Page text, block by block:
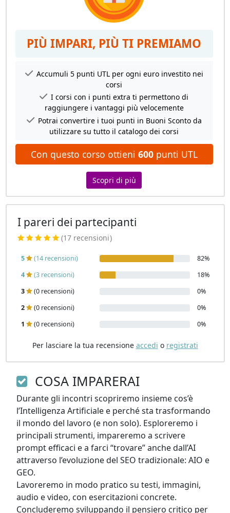
COSA IMPARERAI
Durante gli incontri scopriremo insieme cos’è
l’Intelligenza Artificiale e perché sta trasformando
il mondo del lavoro (e non solo). Esploreremo i
principali strumenti, impareremo a scrivere
prompt efficaci e a farci “trovare” anche dall’AI
attraverso l’evoluzione del SEO tradizionale: AIO e
GEO.
Lavoreremo in modo pratico su testi, immagini,
audio e video, con esercitazioni concrete.
Concluderemo sviluppando il pensiero critico per
PIÙ IMPARI, PIÙ TI PREMIAMO
Accumuli 5 punti UTL per ogni euro investito nei
corsi
I corsi con i punti extra ti permettono di
raggiungere i vantaggi più velocemente
Potrai convertire i tuoi punti in Buoni Sconto da
utilizzare su tutto il catalogo dei corsi
Con questo corso ottieni 600punti UTL
Scopri di più
I pareri dei partecipanti
(17 recensioni)
5 (14 recensioni)
82%
4
(3 recensioni)
18%
3
(0 recensioni)
0%
2
(0 recensioni)
0%
1
(0 recensioni) 0%
Per lasciare la tua recensione accedi o registrati